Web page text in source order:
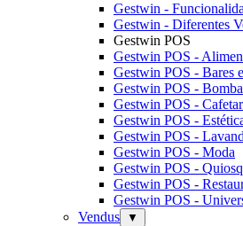
Gestwin -
Gestwin - Diferentes
Gestwin POS
Gestwin POS -
Gestwin POS - Bares
Gestwin POS -
Gestwin POS -
Gestwin POS -
Gestwin POS -
Gestwin POS - Moda
Gestwin POS -
Gestwin POS -
Gestwin POS -
Vendus
▼